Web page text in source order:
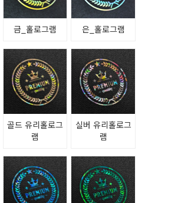
금_홀로그램 은_홀로그램
골드 유리홀로그
램
실버 유리홀로그
램